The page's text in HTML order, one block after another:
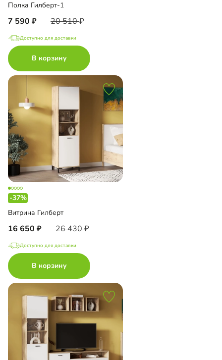
Полка Гилберт-1
7 590 20 510
Доступно для доставки
В корзину
-37%
Витрина Гилберт
16 650 26 430
Доступно для доставки
В корзину